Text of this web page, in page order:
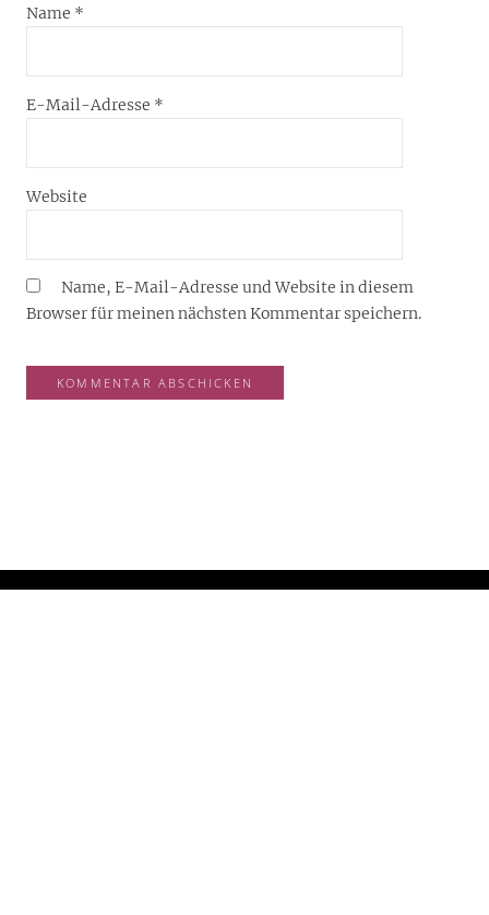
Name *
E-Mail-Adresse *
Website
Name, E-Mail-Adresse und Website in diesem
Browser für meinen nächsten Kommentar speichern.